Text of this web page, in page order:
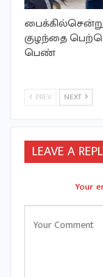
குழந்தை
பெண்
PREV NEXT
LEAVE A
Your